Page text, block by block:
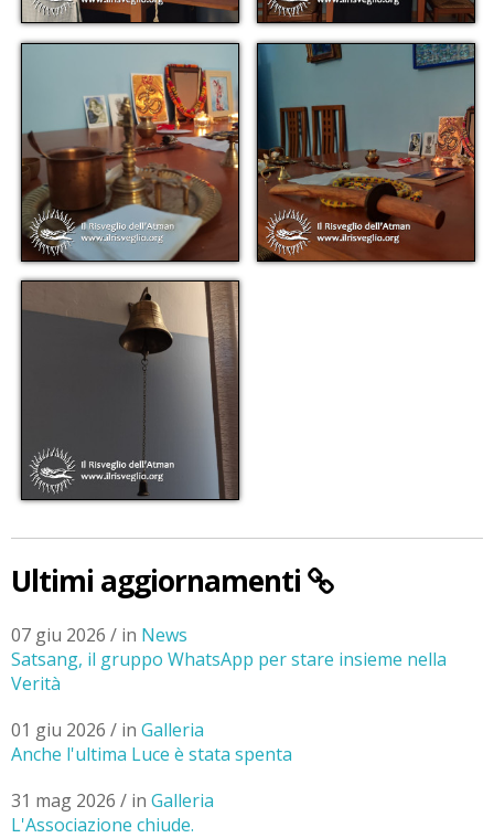
Ultimi aggiornamenti
07 giu 2026 / in News
Satsang, il gruppo WhatsApp per stare insieme nella
Verità
01 giu 2026 / in Galleria
Anche l'ultima Luce è stata spenta
31 mag 2026 / in Galleria
L'Associazione chiude.